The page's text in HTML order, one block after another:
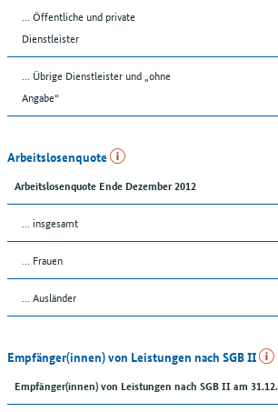
... Öffentliche und private
Dienstleister
... Übrige Dienstleister und „ohne
Angabe“
Arbeitslosenquote
Arbeitslosenquote Ende Dezember 2012
... insgesamt
... Frauen
... Ausländer
Empfänger(innen) von Leistungen nach SGB II
Empfänger(innen) von Leistungen nach SGB II am